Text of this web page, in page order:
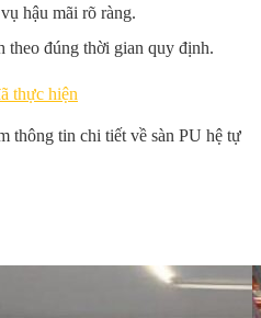
hậu mãi rõ ràng.
theo đúng thời gian quy định.
thực hiện
thông tin chi tiết về sàn PU hệ tự